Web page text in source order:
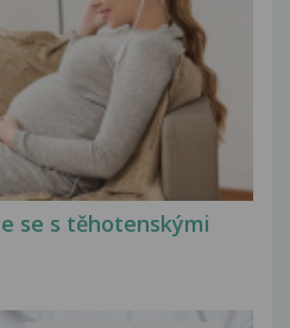
se s těhotenskými